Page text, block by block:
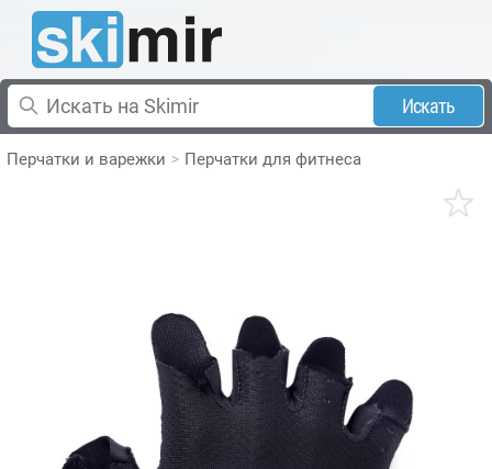
Искать
Перчатки и варежки Перчатки для фитнеса